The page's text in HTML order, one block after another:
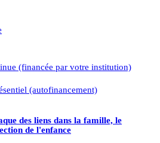
(financée par votre institution)
(autofinancement)
des liens dans la famille, le
de l'enfance